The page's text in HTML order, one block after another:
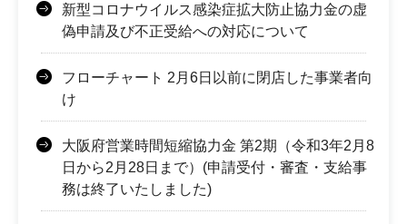
新型コロナウイルス感染症拡大防止協力金の虚
偽申請及び不正受給への対応について
フローチャート 2月6日以前に閉店した事業者向
け
大阪府営業時間短縮協力金 第2期（令和3年2月8
日から2月28日まで）(申請受付・審査・支給事
務は終了いたしました)